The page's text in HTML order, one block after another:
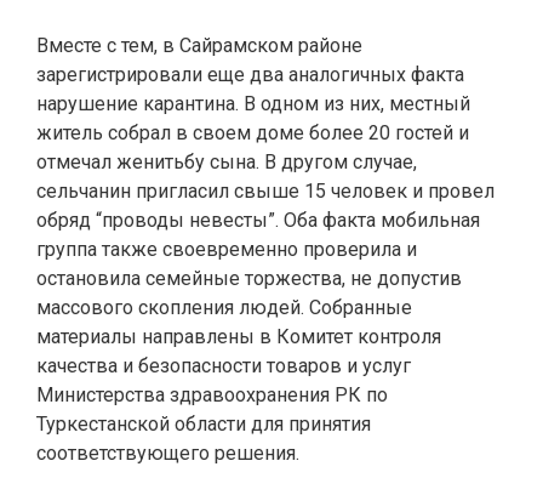
Вместе с тем, в Сайрамском районе
зарегистрировали еще два аналогичных факта
нарушение карантина. В одном из них, местный
житель собрал в своем доме более 20 гостей и
отмечал женитьбу сына. В другом случае,
сельчанин пригласил свыше 15 человек и провел
обряд “проводы невесты”. Оба факта мобильная
группа также своевременно проверила и
остановила семейные торжества, не допустив
массового скопления людей. Собранные
материалы направлены в Комитет контроля
качества и безопасности товаров и услуг
Министерства здравоохранения РК по
Туркестанской области для принятия
соответствующего решения.